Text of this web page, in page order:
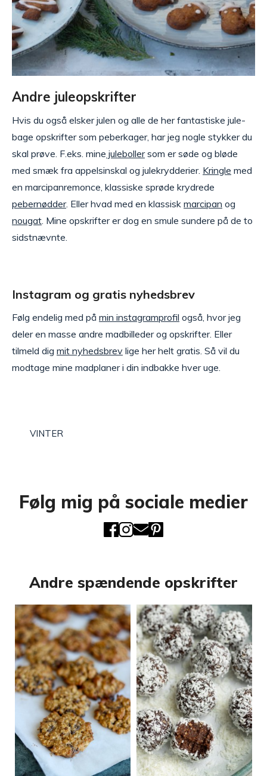
Andre juleopskrifter
Hvis du også elsker julen og alle de her fantastiske jule-
bage opskrifter som peberkager, har jeg nogle stykker du
skal prøve. F.eks. mine julebollersom er søde og bløde
med smæk fra appelsinskal og julekrydderier. Kringle med
en marcipanremonce, klassiske sprøde krydrede
pebernødder. Eller hvad med en klassisk marcipan og
nougat. Mine opskrifter er dog en smule sundere på de to
sidstnævnte.
Instagram og gratis nyhedsbrev
Følg endelig med på min instagramprofil også, hvor jeg
deler en masse andre madbilleder og opskrifter. Eller
tilmeld dig mit nyhedsbrev lige her helt gratis. Så vil du
modtage mine madplaner i din indbakke hver uge.
VINTER
Følg mig på sociale medier
Andre spændende opskrifter